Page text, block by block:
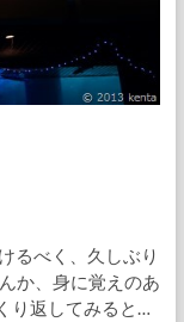
るべく、久しぶり
か、身に覚えのあ
り返してみると…